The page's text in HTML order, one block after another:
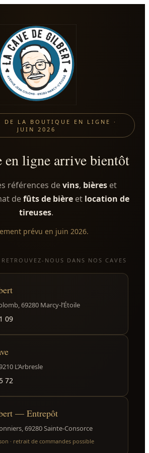
DE LA BOUTIQUE EN LIGNE ·
JUIN 2026
en ligne arrive bientôt
références devins, bièreset
defûts de bière et location de
tireuses.
prévu en juin 2026.
NOUS DANS NOS CAVES
69280 Marcy-l’Étoile
09
L’Arbresle
72
— Entrepôt
69280 Sainte-Consorce
· retrait de commandes possible